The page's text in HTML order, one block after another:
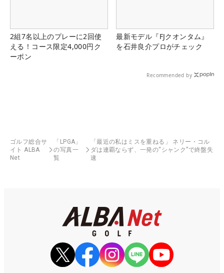
2組7名以上のプレーに2回使
える！コース限定4,000円ク
ーポン
最新モデル『FJクオンタム』
を石井良介プロがチェック
Recommended by
ゴルフ総合サ
イト ALBA
Net
「LPGA」
の写真一
覧
「最近の私はミスを重ねる」 ネリー・コル
ダは連覇ならず、一発の“シャンク”で終盤失
速